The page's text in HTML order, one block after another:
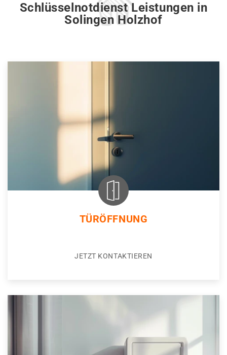
Schlüsselnotdienst Leistungen in
Solingen Holzhof
TÜRÖFFNUNG
JETZT KONTAKTIEREN